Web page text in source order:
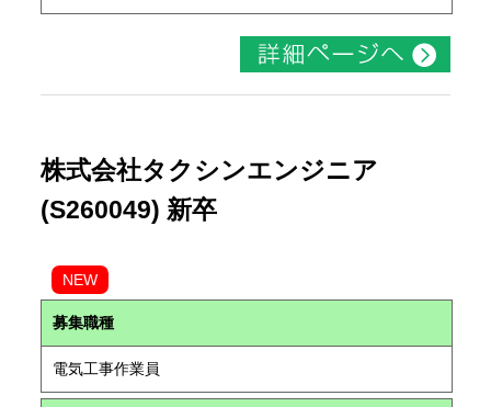
株式会社タクシンエンジニア
(S260049) 新卒
NEW
募集職種
電気工事作業員